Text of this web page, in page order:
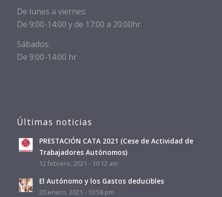
De lunes a viernes:
De 9:00-14:00 y de 17:00 a 20:00hr
Sábados:
De 9:00-14:00 hr
Últimas noticias
PRESTACIÓN CATA 2021 (Cese de Actividad de
Trabajadores Autónomos)
12 febrero, 2021 - 10:12 am
El Autónomo y los Gastos deducibles
20 enero, 2021 - 10:58 pm